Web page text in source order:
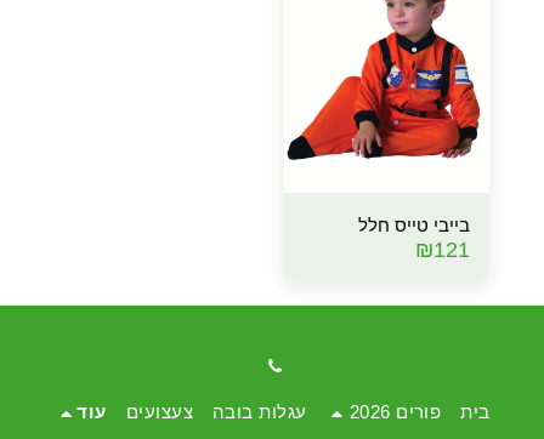
בייבי טייס חלל
₪121
בית פורים 2026 עגלות בובה צעצועים עוד